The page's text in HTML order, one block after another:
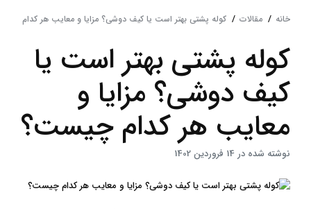
خانه مقالات کوله پشتی بهتر است یا کیف دوشی؟ مزایا و معایب هر کدام
کوله پشتی بهتر است یا
کیف دوشی؟ مزایا و
معایب هر کدام چیست؟
نوشته شده در 14 فروردین 1402